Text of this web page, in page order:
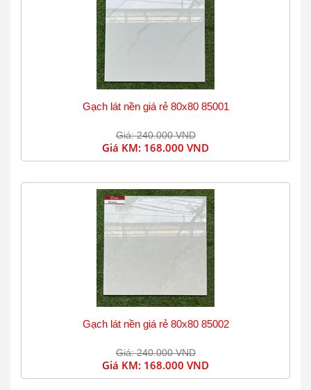
Gạch lát nền giá rẻ 80x80 85001
Giá: 240.000 VND
Giá KM: 168.000 VND
Gạch lát nền giá rẻ 80x80 85002
Giá: 240.000 VND
Giá KM: 168.000 VND